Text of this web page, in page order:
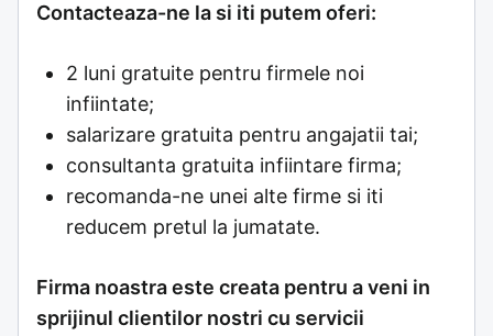
Contacteaza-ne la si iti putem oferi:
2 luni gratuite pentru firmele noi
infiintate;
salarizare gratuita pentru angajatii tai;
consultanta gratuita infiintare firma;
recomanda-ne unei alte firme si iti
reducem pretul la jumatate.
Firma noastra este creata pentru a veni in
sprijinul clientilor nostri cu servicii